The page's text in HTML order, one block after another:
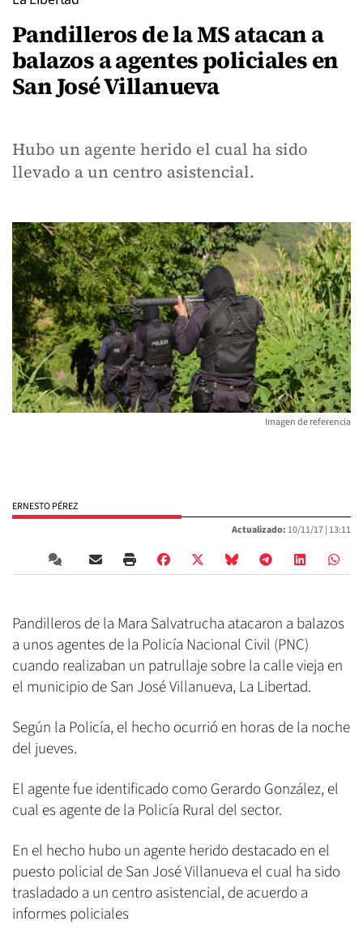
Pandilleros de la MS atacan a
balazos a agentes policiales en
San José Villanueva
Hubo un agente herido el cual ha sido
llevado a un centro asistencial.
Imagen de referencia
ERNESTO PÉREZ
Actualizado: 10/11/17 | 13:11
Pandilleros de la Mara Salvatrucha atacaron a balazos
a unos agentes de la Policía Nacional Civil (PNC)
cuando realizaban un patrullaje sobre la calle vieja en
el municipio de San José Villanueva, La Libertad.
Según la Policía, el hecho ocurrió en horas de la noche
del jueves.
El agente fue identificado como Gerardo González, el
cual es agente de la Policía Rural del sector.
En el hecho hubo un agente herido destacado en el
puesto policial de San José Villanueva el cual ha sido
trasladado a un centro asistencial, de acuerdo a
informes policiales